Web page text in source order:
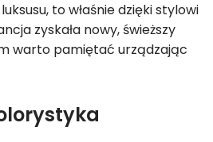
to właśnie dzięki stylowi
zyskała nowy, świeższy
warto pamiętać urządzając